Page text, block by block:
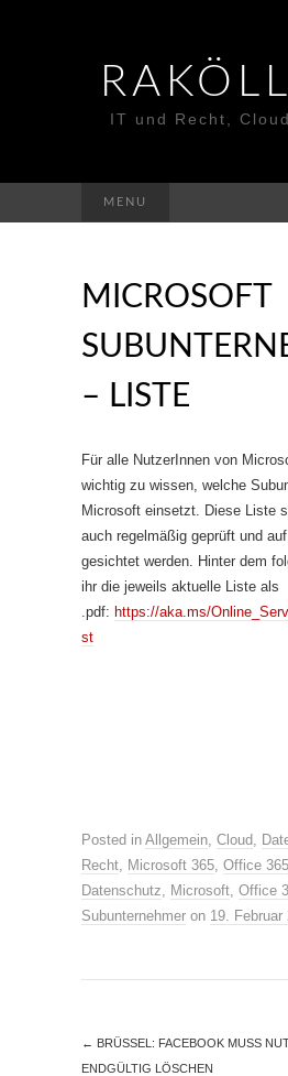
IT und Recht,
MENU
MICROSOFT
– LISTE
Für alle NutzerInnen von
wichtig zu wissen, welche
Microsoft einsetzt. Diese Liste
auch regelmäßig geprüft und
gesichtet werden. Hinter dem
ihr die jeweils aktuelle Liste als
.pdf: https://aka.ms/
st
Posted in Allgemein, Cloud,
Recht, Microsoft 365, Office 365
Datenschutz, Microsoft, Office
Subunternehmer on 19. Februar
← BRÜSSEL: FACEBOOK MUSS
ENDGÜLTIG LÖSCHEN